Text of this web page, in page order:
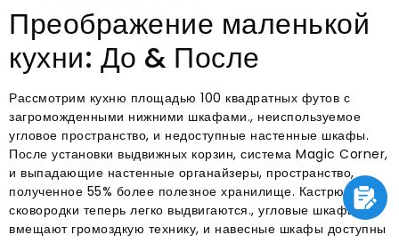
Преображение маленькой
кухни: До & После
Рассмотрим кухню площадью 100 квадратных футов с
загроможденными нижними шкафами., неиспользуемое
угловое пространство, и недоступные настенные шкафы.
После установки выдвижных корзин, система Magic Corner,
и выпадающие настенные органайзеры, пространство,
полученное 55% более полезное хранилище. Кастрюли и
сковородки теперь легко выдвигаются., угловые шкафы
вмещают громоздкую технику, и навесные шкафы доступны